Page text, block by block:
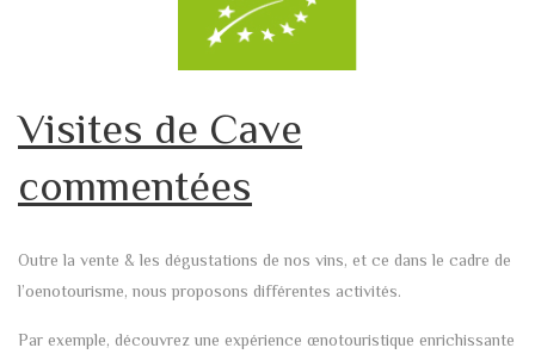
Visites de Cave
commentées
Outre la vente & les dégustations de nos vins, et ce dans le cadre de
l’oenotourisme, nous proposons différentes activités.
Par exemple, découvrez une expérience œnotouristique enrichissante